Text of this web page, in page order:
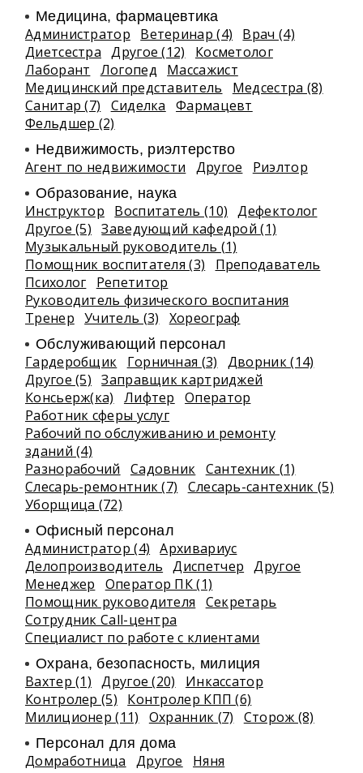
Медицина, фармацевтика
Администратор Ветеринар (4)
Врач (4)
Диетсестра
Другое (12)
Косметолог
Лаборант
Логопед
Массажист
Медицинский представитель
Медсестра (8)
Санитар (7)
Сиделка
Фармацевт
Фельдшер (2)
Недвижимость, риэлтeрство
Агент по недвижимости Другое Риэлтор
Образование, наука
Инструктор Воспитатель (10)
Дефектолог
Другое (5)
Заведующий кафедрой (1)
Музыкальный руководитель (1)
Помощник воспитателя (3)
Преподаватель
Психолог
Репетитор
Руководитель физического воспитания
Тренер Учитель (3) Хореограф
Обслуживающий персонал
Гардеробщик Горничная (3)
Дворник (14)
Другое (5)
Заправщик картриджей
Консьерж(ка)
Лифтер
Оператор
Работник сферы услуг
Рабочий по обслуживанию и ремонту
зданий (4)
Разнорабочий
Садовник Сантехник (1)
Слесарь-ремонтник (7)
Слесарь-сантехник (5)
Уборщица (72)
Офисный персонал
Администратор (4)
Архивариус
Делопроизводитель
Диспетчер
Другое
Менеджер
Оператор ПК (1)
Помощник руководителя
Секретарь
Сотрудник Call-центра
Специалист по работе с клиентами
Охрана, безопасность, милиция
Вахтер (1) Другое (20)
Инкассатор
Контролер (5)
Контролер КПП (6)
Милиционер (11)
Охранник (7) Сторож (8)
Персонал для дома
Домработница Другое
Няня